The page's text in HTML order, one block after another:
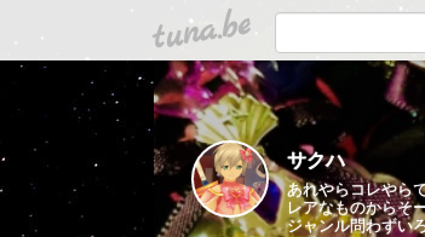
tuna.be
サクハ
あれやらコレやら
レアなものからそ
ジャンル問わずい